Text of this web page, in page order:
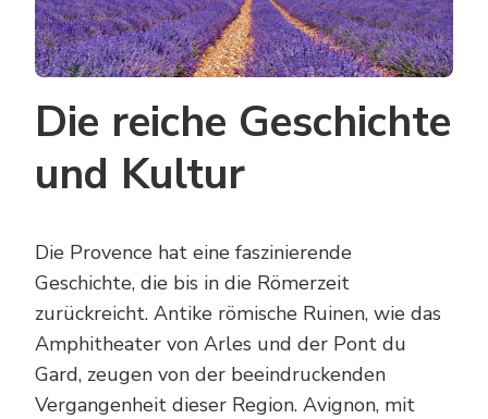
Die reiche Geschichte
und Kultur
Die Provence hat eine faszinierende
Geschichte, die bis in die Römerzeit
zurückreicht. Antike römische Ruinen, wie das
Amphitheater von Arles und der Pont du
Gard, zeugen von der beeindruckenden
Vergangenheit dieser Region. Avignon, mit